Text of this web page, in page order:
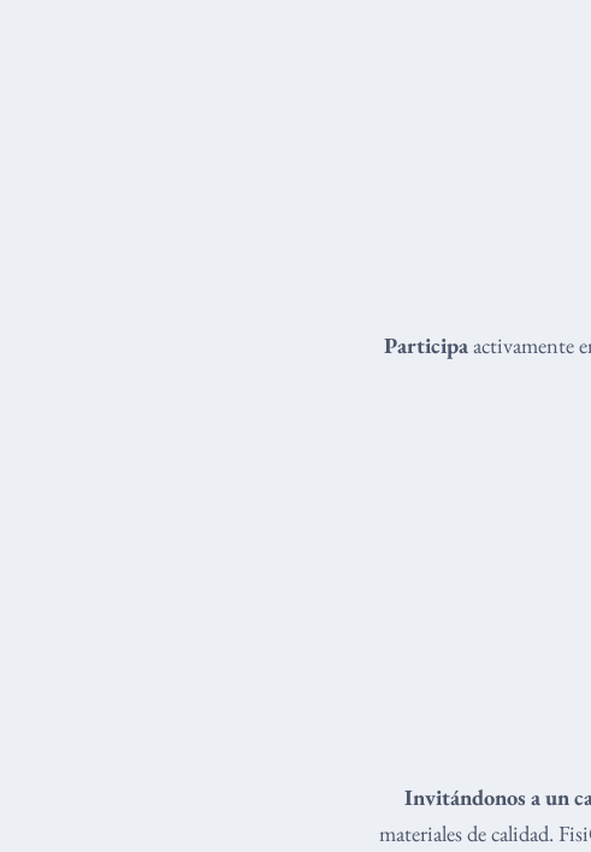
Participa activamente
Invitándonos a un
materiales de calidad.